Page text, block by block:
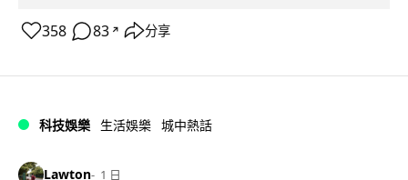
358 83 ↗ 分享
科技娛樂 生活娛樂 城中熱話
Lawton 1 日